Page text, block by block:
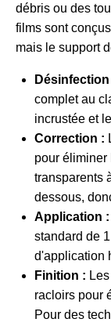
débris ou des
films sont
mais le support
Désinfection
complet au
incrustée et
Correction :
pour éliminer
transparents
dessous,
Application :
standard de
d'application
Finition :
racloirs pour
Pour des